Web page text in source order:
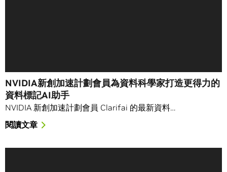
NVIDIA新創加速計劃會員為資料科學家打造更得力的
資料標記AI助手
NVIDIA 新創加速計劃會員 Clarifai 的最新資料…
閱讀文章